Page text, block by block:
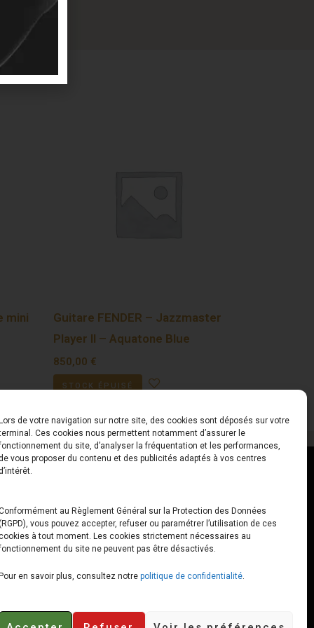
de votre navigation sur notre site, des cookies sont déposés sur votre
Ces cookies nous permettent notamment d’assurer le
du site, d’analyser la fréquentation et les performances,
vous proposer du contenu et des publicités adaptés à vos centres
au Règlement Général sur la Protection des Données
vous pouvez accepter, refuser ou paramétrer l’utilisation de ces
à tout moment. Les cookies strictement nécessaires au
du site ne peuvent pas être désactivés.
en savoir plus, consultez notre politique de confidentialité.
mini
Guitare FENDER – Jazzmaster
Player II – Aquatone Blue
850,00 €
STOCK ÉPUISÉ
loops.fr
Du Lundi au Vendredi
10h00 – 12h30 // 14h00 –
19h00
Le Samedi
18h00